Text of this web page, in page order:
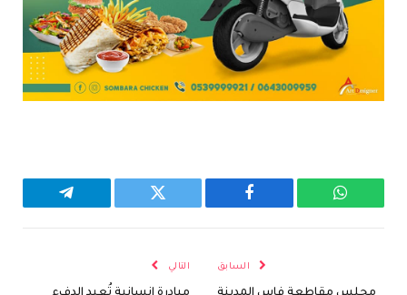
واتساب فيسبوك تويتر تيلقرام
السابق التالي